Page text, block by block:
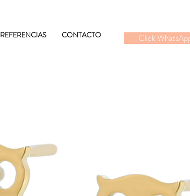
REFERENCIAS CONTACTO Click